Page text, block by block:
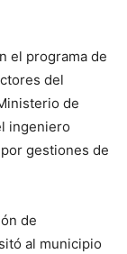
el programa de
del
de
ingeniero
gestiones de
de
al municipio